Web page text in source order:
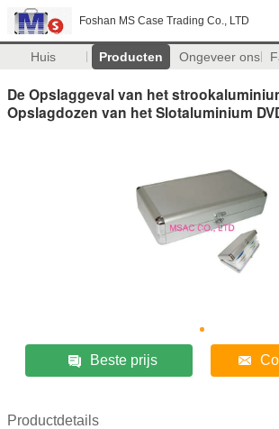
Foshan MS Case Trading Co., LTD
Huis Producten Ongeveer ons
De Opslaggeval van het
Opslagdozen van het Slotaluminium
Beste prijs
Productdetails